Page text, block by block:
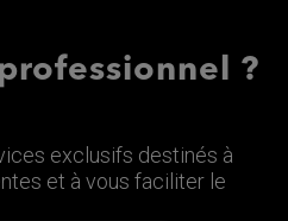
?
exclusifs destinés à
et à vous faciliter le